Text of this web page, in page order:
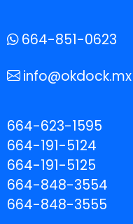
664-851-0623
info@okdock.mx
664-623-1595
664-191-5124
664-191-5125
664-848-3554
664-848-3555